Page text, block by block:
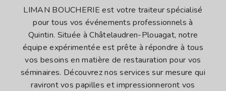
LIMAN BOUCHERIE est votre traiteur spécialisé
pour tous vos événements professionnels à
Quintin. Située à Châtelaudren-Plouagat, notre
équipe expérimentée est prête à répondre à tous
vos besoins en matière de restauration pour vos
séminaires. Découvrez nos services sur mesure qui
raviront vos papilles et impressionneront vos